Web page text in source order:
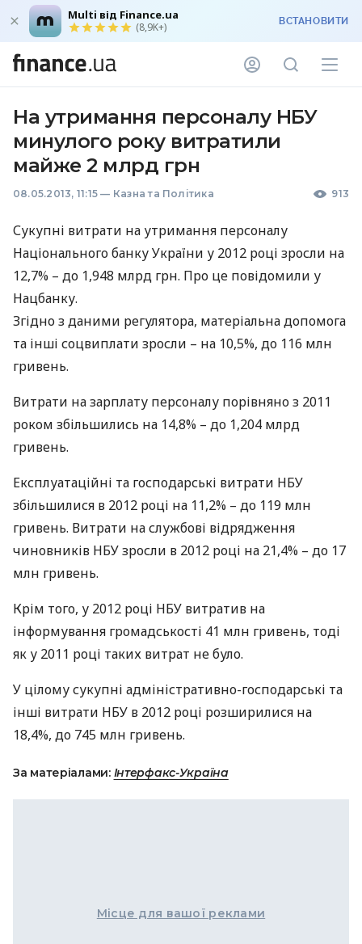
Multi від Finance.ua
(8,9K+) ВСТАНОВИТИ
На утримання персоналу НБУ
минулого року витратили
майже 2 млрд грн
08.05.2013, 11:15 — Казна та Політика 913
Сукупні витрати на утримання персоналу
Національного банку України у 2012 році зросли на
12,7% – до 1,948 млрд грн. Про це повідомили у
Нацбанку.
Згiдно з даними регулятора, матерiальна допомога
та iншi соцвиплати зросли – на 10,5%, до 116 млн
гривень.
Витрати на зарплату персоналу порiвняно з 2011
роком збільшились на 14,8% – до 1,204 млрд
гривень.
Експлуатацiйнi та господарськi витрати НБУ
збiльшилися в 2012 роцi на 11,2% – до 119 млн
гривень. Витрати на службовi вiдрядження
чиновникiв НБУзросли в 2012 роцi на 21,4% – до 17
млн гривень.
Крiм того, у 2012 році НБУ витратив на
iнформування громадськостi 41 млн гривень, тодi
як у 2011 роцi таких витрат не було.
У цiлому сукупнi адмiнiстративно-господарськi та
iншi витрати НБУ в 2012 роцi розширилися на
18,4%, до 745 млн гривень.
За матеріалами: Інтерфакс-Україна
Місце для вашої реклами